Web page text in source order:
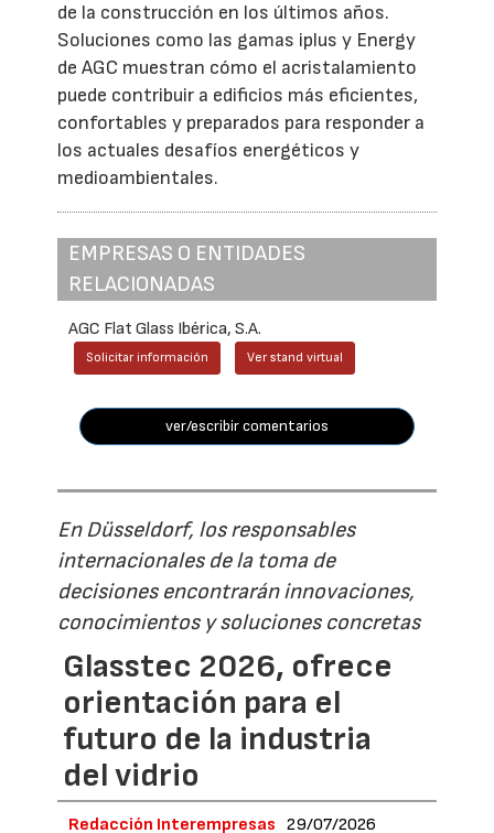
de la construcción en los últimos años.
Soluciones como las gamas iplus y Energy
de AGC muestran cómo el acristalamiento
puede contribuir a edificios más eficientes,
confortables y preparados para responder a
los actuales desafíos energéticos y
medioambientales.
EMPRESAS O ENTIDADES
RELACIONADAS
AGC Flat Glass Ibérica, S.A.
Solicitar información Ver stand virtual
ver/escribir comentarios
En Düsseldorf, los responsables
internacionales de la toma de
decisiones encontrarán innovaciones,
conocimientos y soluciones concretas
Glasstec 2026, ofrece
orientación para el
futuro de la industria
del vidrio
Redacción Interempresas 29/07/2026